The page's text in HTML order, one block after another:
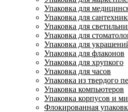
Упаковка для
Упаковка для
Упаковка для
Упаковка для
Упаковка для
Упаковка для флаконов
Упаковка для хрупкого
Упаковка для часов
Упаковка из твердого
Упаковка компьютеров
Упаковка корпусов и
Флокированная